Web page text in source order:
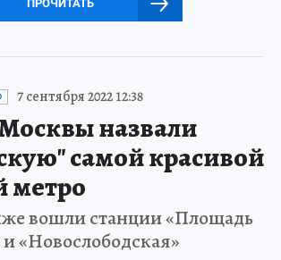
ПРОЧИТАТЬ
7 сентября 2022 12:38
назвали
самой красивой
метро
вошли станции «Площадь
«Новослободская»